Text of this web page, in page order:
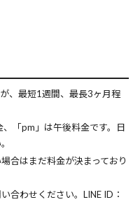
、最短1週間、最長3ヶ月程
「pm」は午後料金です。日
合はまだ料金が決まっており
合わせください。LINE ID：